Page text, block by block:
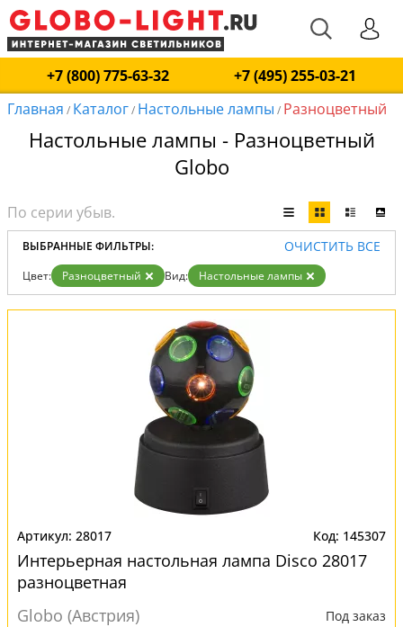
+7 (800) 775-63-32
+7 (495) 255-03-21
Главная / Каталог/ Настольные лампы / Разноцветный
Настольные лампы - Разноцветный
Globo
ВЫБРАННЫЕ ФИЛЬТРЫ: ОЧИСТИТЬ ВСЕ
Цвет: Разноцветный Вид: Настольные лампы
28017 145307
Интерьерная настольная лампа Disco 28017
разноцветная
Globo (Австрия)
Под заказ